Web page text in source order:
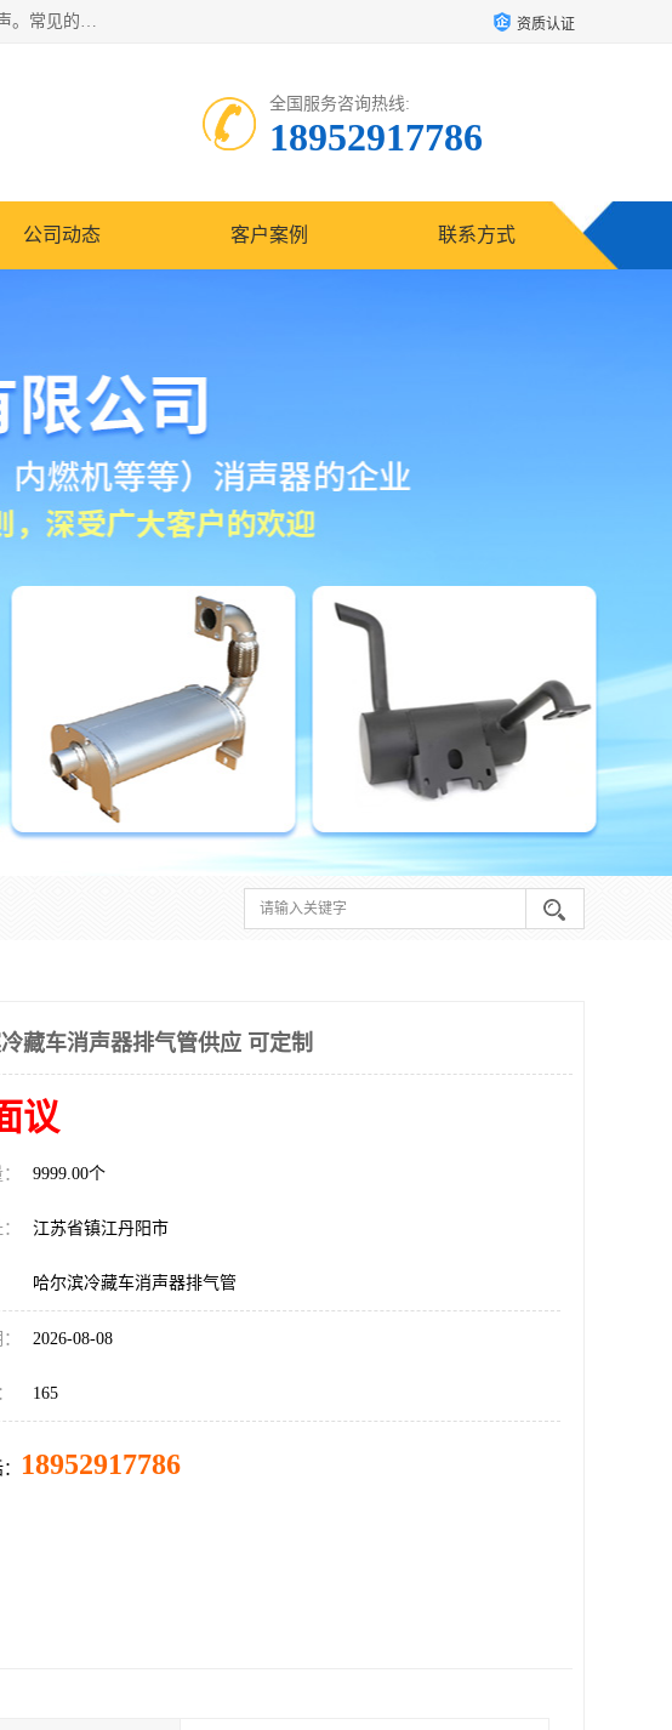
消音器主要用于降低机械设备或枪械等产生的噪声。它通过阻尼或增加排气面积来降低排气速度和功率，从而降低噪声。常见的消音器类型包括阻性消声器、抗性消声器、共振消声器以及阻抗复合式消声器等。这些消音器各有特点，适用于不同频率的噪声消除。 资质认证
全国服务咨询热线:
18952917786
公司动态 客户案例 联系方式
藏车消声器排气管供应 可定制
议
9999.00个
江苏省镇江丹阳市
哈尔滨冷藏车消声器排气管
2026-08-08
165
18952917786